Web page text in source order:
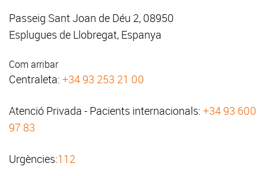
Passeig Sant Joan de Déu 2, 08950
Esplugues de Llobregat, Espanya
Com arribar
Centraleta: +34 93 253 21 00
Atenció Privada - Pacients internacionals: +34 93 600
97 83
Urgències:112